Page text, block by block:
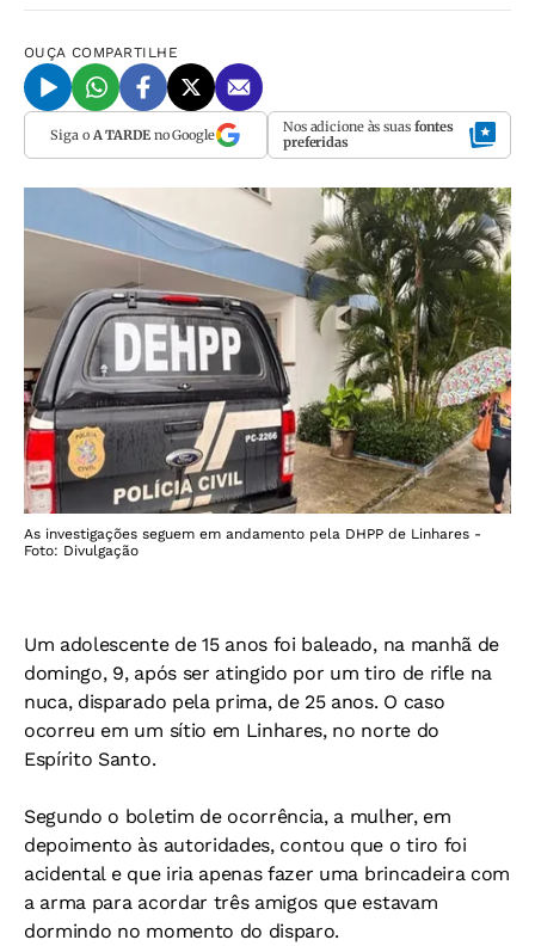
OUÇA COMPARTILHE
Siga o A TARDEno Google Nos adicione às suas fontes
preferidas
As investigações seguem em andamento pela DHPP de Linhares -
Foto: Divulgação
Um adolescente de 15 anos foi baleado, na manhã de
domingo, 9, após ser atingido por um tiro de rifle na
nuca, disparado pela prima, de 25 anos. O caso
ocorreu em um sítio em Linhares, no norte do
Espírito Santo.
Segundo o boletim de ocorrência, a mulher, em
depoimento às autoridades, contou que o tiro foi
acidental e que iria apenas fazer uma brincadeira com
a arma para acordar três amigos que estavam
dormindo no momento do disparo.